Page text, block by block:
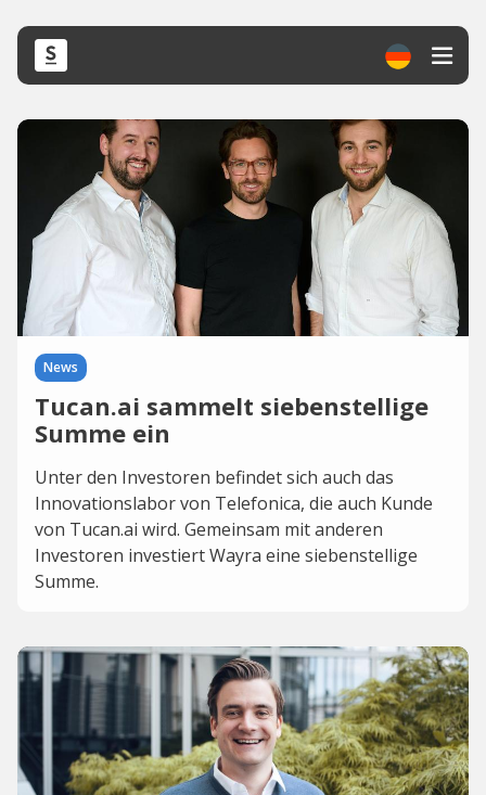
News
Tucan.ai sammelt siebenstellige
Summe ein
Unter den Investoren befindet sich auch das
Innovationslabor von Telefonica, die auch Kunde
von Tucan.ai wird. Gemeinsam mit anderen
Investoren investiert Wayra eine siebenstellige
Summe.